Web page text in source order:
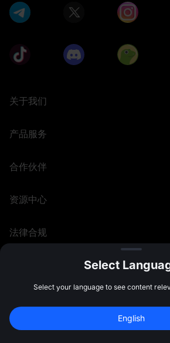
关于我们
产品服务
合作伙伴
资源中心
法律合规
©2026 MEXC.COM
10,000 USDT 奖励
Select
Select your language to see content
English